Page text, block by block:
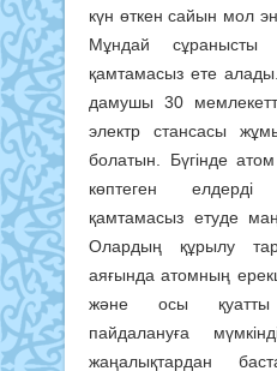
күн өткен сайын мол
Мұндай сұранысты
қамтамасыз ете
дамушы 30
электр стансасы
болатын. Бүгінде
көптеген
қамтамасыз етуде
Олардың құрылу
аяғында атомның
және осы қуатты
пайдалануға
жаңалықтардан